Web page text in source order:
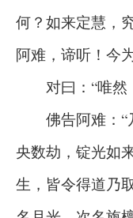
何？如来定慧，
阿难，谛听！今
对曰：“唯然
佛告阿难：“
央数劫，锭光如
生，皆令得道乃